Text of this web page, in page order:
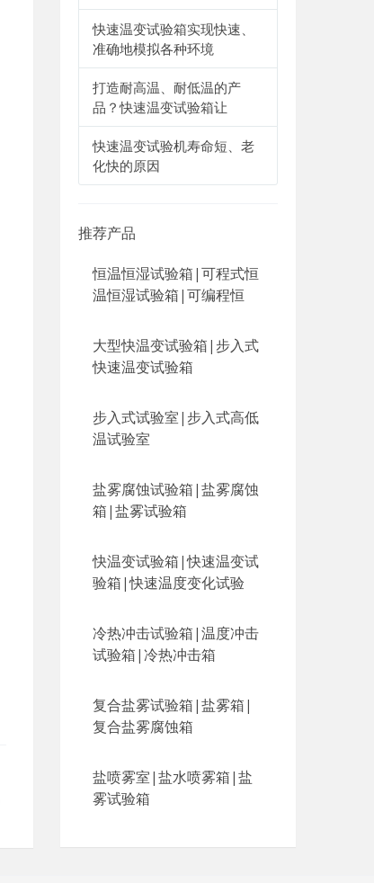
快速温变试验箱实现快速、
准确地模拟各种环境
打造耐高温、耐低温的产
品？快速温变试验箱让
快速温变试验机寿命短、老
化快的原因
推荐产品
恒温恒湿试验箱|可程式恒
温恒湿试验箱|可编程恒
大型快温变试验箱|步入式
快速温变试验箱
步入式试验室|步入式高低
温试验室
盐雾腐蚀试验箱|盐雾腐蚀
箱|盐雾试验箱
快温变试验箱|快速温变试
验箱|快速温度变化试验
冷热冲击试验箱|温度冲击
试验箱|冷热冲击箱
复合盐雾试验箱|盐雾箱|
复合盐雾腐蚀箱
盐喷雾室|盐水喷雾箱|盐
雾试验箱